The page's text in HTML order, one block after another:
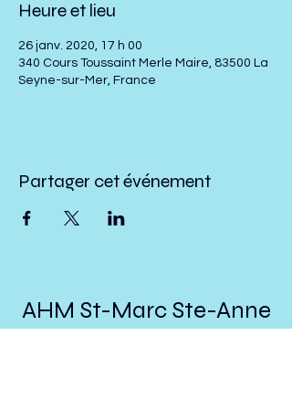
Heure et lieu
26 janv. 2020, 17 h 00
340 Cours Toussaint Merle Maire, 83500 La
Seyne-sur-Mer, France
Partager cet événement
AHM St-Marc Ste-Anne
St-Ubalde